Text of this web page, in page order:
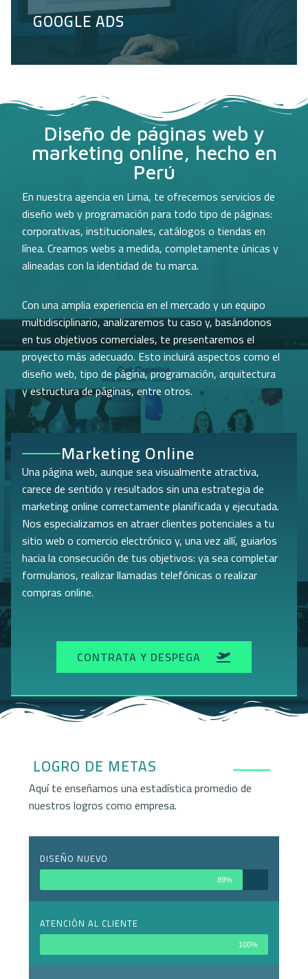
GOOGLE ADS
Diseño de páginas web y
marketing online, hecho en
Perú
En nuestra agencia en Lima, te ofrecemos servicios de
diseño web y programación para todo tipo de páginas:
corporativas, institucionales, catálogos o tiendas en
línea. Creamos webs a medida, completamente únicas y
alineadas con la identidad de tu marca.
Con una amplia experiencia en el mercado y un equipo
multidisciplinario, analizaremos tu caso y, basándonos
en tus objetivos comerciales, te presentaremos el
proyecto más adecuado. Esto incluirá aspectos como el
diseño web, tipo de página, programación, arquitectura
y estructura de páginas, entre otros.
Marketing Online
Una página web, aunque sea visualmente atractiva,
carece de sentido y resultados sin una estrategia de
marketing online correctamente planificada y ejecutada.
Nos especializamos en atraer clientes potenciales a tu
sitio web o comercio electrónico y, una vez allí, guiarlos
hacia la consecución de tus objetivos: ya sea completar
formularios, realizar llamadas telefónicas o realizar
compras online.
CONTRATA Y DESPEGA
LOGRO DE METAS
Aquí te enseñamos una estadística promedio de
nuestros logros como empresa.
DISEÑO NUEVO
89%
ATENCIÓN AL CLIENTE
100%